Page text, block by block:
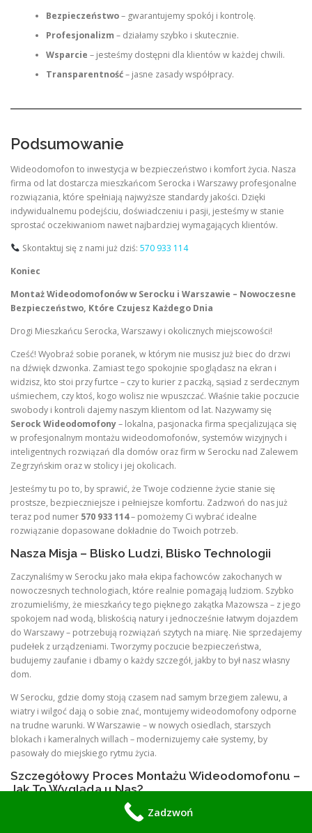
Bezpieczeństwo– gwarantujemy spokój i kontrolę.
Profesjonalizm – działamy szybko i skutecznie.
Wsparcie – jesteśmy dostępni dla klientów w każdej chwili.
Transparentność– jasne zasady współpracy.
Podsumowanie
Wideodomofon to inwestycja w bezpieczeństwo i komfort życia. Nasza
firma od lat dostarcza mieszkańcom Serocka i Warszawy profesjonalne
rozwiązania, które spełniają najwyższe standardy jakości. Dzięki
indywidualnemu podejściu, doświadczeniu i pasji, jesteśmy w stanie
sprostać oczekiwaniom nawet najbardziej wymagających klientów.
Skontaktuj się z nami już dziś: 570 933 114
Koniec
Montaż Wideodomofonów w Serocku i Warszawie – Nowoczesne
Bezpieczeństwo, Które Czujesz Każdego Dnia
Drogi Mieszkańcu Serocka, Warszawy i okolicznych miejscowości!
Cześć! Wyobraź sobie poranek, w którym nie musisz już biec do drzwi
na dźwięk dzwonka. Zamiast tego spokojnie spoglądasz na ekran i
widzisz, kto stoi przy furtce – czy to kurier z paczką, sąsiad z serdecznym
uśmiechem, czy ktoś, kogo wolisz nie wpuszczać. Właśnie takie poczucie
swobody i kontroli dajemy naszym klientom od lat. Nazywamy się
Serock Wideodomofony– lokalna, pasjonacka firma specjalizująca się
w profesjonalnym montażu wideodomofonów, systemów wizyjnych i
inteligentnych rozwiązań dla domów oraz firm w Serocku nad Zalewem
Zegrzyńskim oraz w stolicy i jej okolicach.
Jesteśmy tu po to, by sprawić, że Twoje codzienne życie stanie się
prostsze, bezpieczniejsze i pełniejsze komfortu. Zadzwoń do nas już
teraz pod numer 570 933 114– pomożemy Ci wybrać idealne
rozwiązanie dopasowane dokładnie do Twoich potrzeb.
Nasza Misja – Blisko Ludzi, Blisko Technologii
Zaczynaliśmy w Serocku jako mała ekipa fachowców zakochanych w
nowoczesnych technologiach, które realnie pomagają ludziom. Szybko
zrozumieliśmy, że mieszkańcy tego pięknego zakątka Mazowsza – z jego
spokojem nad wodą, bliskością natury i jednocześnie łatwym dojazdem
do Warszawy – potrzebują rozwiązań szytych na miarę. Nie sprzedajemy
pudełek z urządzeniami. Tworzymy poczucie bezpieczeństwa,
budujemy zaufanie i dbamy o każdy szczegół, jakby to był nasz własny
dom.
W Serocku, gdzie domy stoją czasem nad samym brzegiem zalewu, a
wiatry i wilgoć dają o sobie znać, montujemy wideodomofony odporne
na trudne warunki. W Warszawie – w nowych osiedlach, starszych
blokach i kameralnych willach – modernizujemy całe systemy, by
pasowały do miejskiego rytmu życia.
Szczegółowy Proces Montażu Wideodomofonu –
Jak To Wygląda u Nas?
Współpraca z nami to przyjemna i przejrzysta podróż. Oto jak to
Zadzwoń